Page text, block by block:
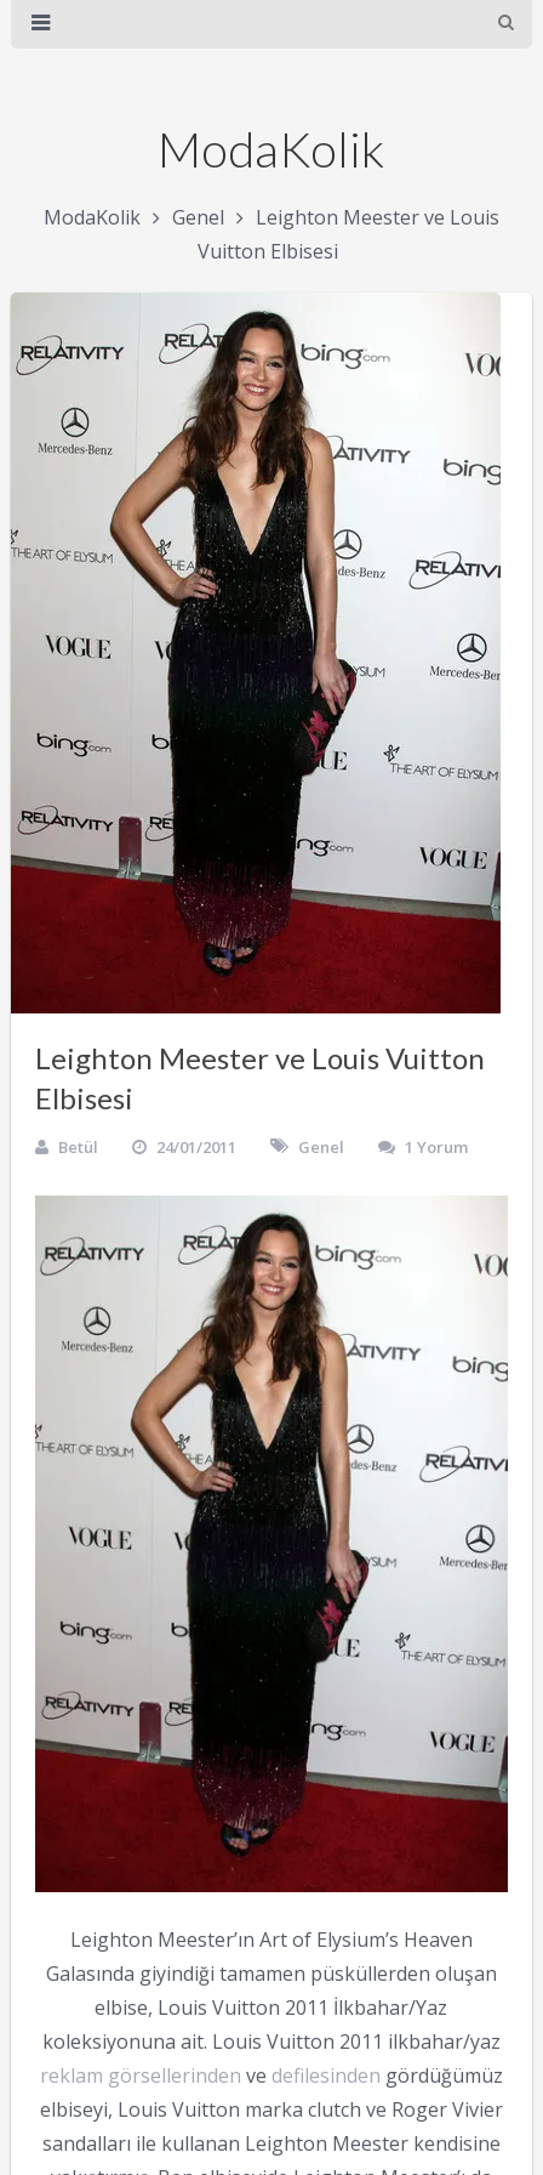
ModaKolik
ModaKolik Genel
Leighton Meester ve Louis
Vuitton Elbisesi
Leighton Meester ve Louis Vuitton
Elbisesi
Betül 24/01/2011 Genel 1 Yorum
Leighton Meester’ın Art of Elysium’s Heaven
Galasında giyindiği tamamen püsküllerden oluşan
elbise, Louis Vuitton 2011 İlkbahar/Yaz
koleksiyonuna ait. Louis Vuitton 2011 ilkbahar/yaz
reklam görsellerinden ve defilesinden gördüğümüz
elbiseyi, Louis Vuitton marka clutch ve Roger Vivier
sandalları ile kullanan Leighton Meester kendisine